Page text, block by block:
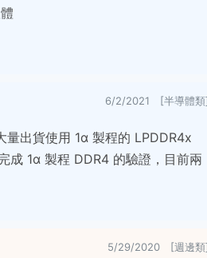
6/2/2021 [半導體類]
量出貨使用 1α 製程的 LPDDR4x
成 1α 製程 DDR4 的驗證，目前兩
5/29/2020 [週邊類]